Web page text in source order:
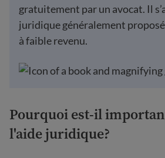
gratuitement par un avocat. Il
juridique généralement
à faible revenu.
Pourquoi est-il
l'aide juridique?